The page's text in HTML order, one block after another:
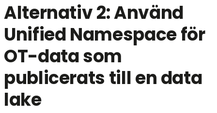
Alternativ 2: Använd
Unified Namespace för
OT-data som
publicerats till en data
lake